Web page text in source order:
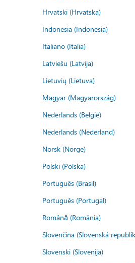
Hrvatski (Hrvatska)
Indonesia (Indonesia)
Italiano (Italia)
Latviešu (Latvija)
Lietuvių (Lietuva)
Magyar (Magyarország)
Nederlands (België)
Nederlands (Nederland)
Norsk (Norge)
Polski (Polska)
Português (Brasil)
Português (Portugal)
Română (România)
Slovenčina (Slovenská
Slovenski (Slovenija)